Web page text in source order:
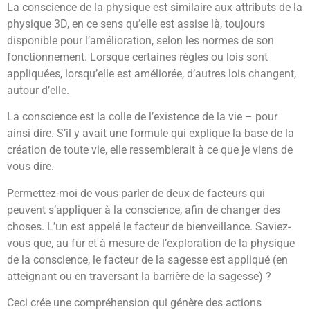
La conscience de la physique est similaire aux attributs de la
physique 3D, en ce sens qu’elle est assise là, toujours
disponible pour l’amélioration, selon les normes de son
fonctionnement. Lorsque certaines règles ou lois sont
appliquées, lorsqu’elle est améliorée, d’autres lois changent,
autour d’elle.
La conscience est la colle de l’existence de la vie – pour
ainsi dire. S’il y avait une formule qui explique la base de la
création de toute vie, elle ressemblerait à ce que je viens de
vous dire.
Permettez-moi de vous parler de deux de facteurs qui
peuvent s’appliquer à la conscience, afin de changer des
choses. L’un est appelé le facteur de bienveillance. Saviez-
vous que, au fur et à mesure de l’exploration de la physique
de la conscience, le facteur de la sagesse est appliqué (en
atteignant ou en traversant la barrière de la sagesse) ?
Ceci crée une compréhension qui génère des actions